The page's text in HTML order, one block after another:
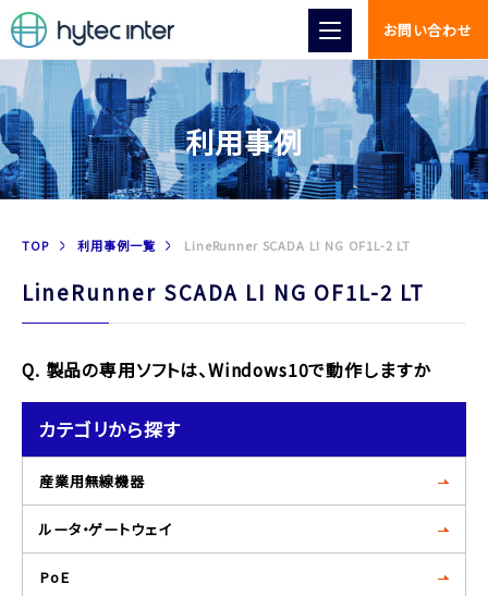
お問い合わせ
利用事例
TOP 利用事例一覧 LineRunner SCADA LI NG OF1L-2 LT
カテゴリから探す
産業用無線機器
ルータ・ゲートウェイ
PoE
LineRunner SCADA LI NG OF1L-2 LT
Q. 製品の専用ソフトは、Windows10で動作しますか